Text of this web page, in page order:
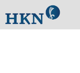
Inhalt